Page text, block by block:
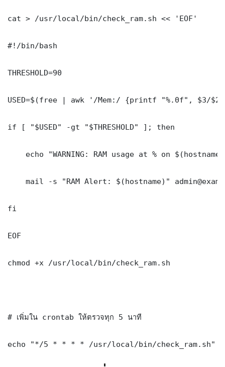
cat > /usr/local/bin/check_ram.sh << 'EOF'
#!/bin/bash
THRESHOLD=90
USED=$(free | awk '/Mem:/ {printf "%.0f", $3/
if [ "$USED" -gt "$THRESHOLD" ]; then
echo "WARNING: RAM usage at % on
mail -s "RAM Alert: $(hostname)"
fi
EOF
chmod +x /usr/local/bin/check_ram.sh
# เพิ่มใน crontab ให้ตรวจทุก 5 นาที
echo "*/5 * * * * /usr/local/bin/check_ram.sh" |